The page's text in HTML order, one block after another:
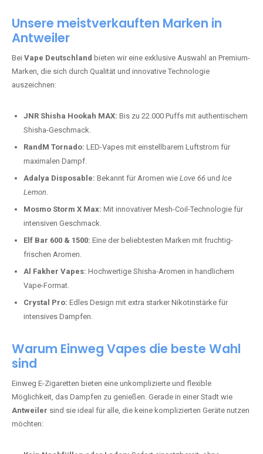
Unsere meistverkauften Marken in
Antweiler
Bei Vape Deutschland bieten wir eine exklusive Auswahl an Premium-
Marken, die sich durch Qualität und innovative Technologie
auszeichnen:
JNR Shisha Hookah MAX: Bis zu 22.000 Puffs mit authentischem
Shisha-Geschmack.
RandM Tornado: LED-Vapes mit einstellbarem Luftstrom für
maximalen Dampf.
Adalya Disposable: Bekannt für Aromen wie Love 66 und Ice
Lemon.
Mosmo Storm X Max: Mit innovativer Mesh-Coil-Technologie für
intensiven Geschmack.
Elf Bar 600 & 1500: Eine der beliebtesten Marken mit fruchtig-
frischen Aromen.
Al Fakher Vapes: Hochwertige Shisha-Aromen in handlichem
Vape-Format.
Crystal Pro: Edles Design mit extra starker Nikotinstärke für
intensives Dampfen.
Warum Einweg Vapes die beste Wahl
sind
Einweg E-Zigaretten bieten eine unkomplizierte und flexible
Möglichkeit, das Dampfen zu genießen. Gerade in einer Stadt wie
Antweiler sind sie ideal für alle, die keine komplizierten Geräte nutzen
möchten: